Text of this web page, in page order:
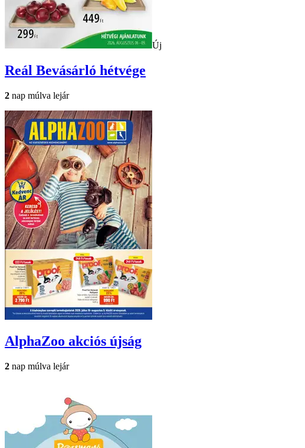
Új
Reál Bevásárló hétvége
2 nap múlva lejár
AlphaZoo akciós újság
2 nap múlva lejár